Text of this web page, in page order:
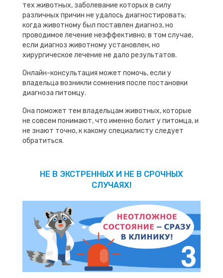
тех животных, заболевание которых в силу
различных причин не удалось диагностировать;
когда животному был поставлен диагноз, но
проводимое лечение неэффективно; в том случае,
если диагноз животному установлен, но
хирургическое лечение не дало результатов.
Онлайн-консультация может помочь, если у
владельца возникли сомнения после постановки
диагноза питомцу.
Она поможет тем владельцам животных, которые
не совсем понимают, что именно болит у питомца, и
не знают точно, к какому специалисту следует
обратиться.
НЕ В ЭКСТРЕННЫХ И НЕ В СРОЧНЫХ
СЛУЧАЯХ!